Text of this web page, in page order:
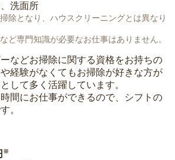
洗面所
除となり、ハウスクリーニングとは異なり
ど専門知識が必要なお仕事はありません。
などお掃除に関する資格をお持ちの
経験がなくてもお掃除が好きな方が
して多く活躍しています。
間にお仕事ができるので、シフトの
。
※